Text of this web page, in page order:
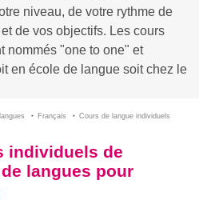
niveau, de votre rythme de
de vos objectifs. Les cours
nommés "one to one" et
en école de langue soit chez le
Français Cours de langue individuels
individuels de
langues pour